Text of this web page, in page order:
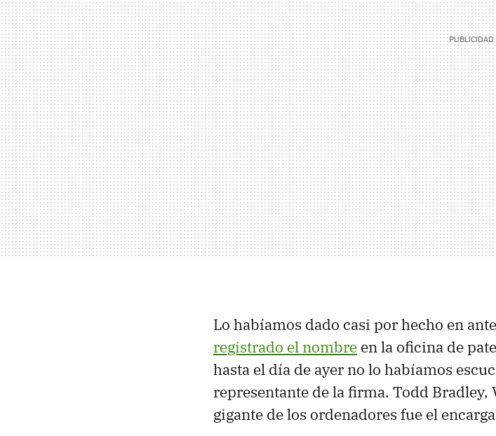
Lo habíamos dado casi por hecho en
registrado el nombre en la oficina de
hasta el día de ayer no lo habíamos
representante de la firma. Todd
gigante de los ordenadores fue el